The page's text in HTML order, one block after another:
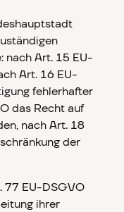
nach Art. 15 EU-
Art. 16 EU-
fehlerhafter
das Recht auf
nach Art. 18
der
77 EU-DSGVO
ihrer